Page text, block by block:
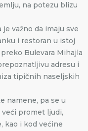
na potezu blizu
važno da imaju sve
i restoran u istoj
Bulevara Mihajla
adresu i
tipičnih naseljskih
namene, pa se u
promet ljudi,
kao i kod većine